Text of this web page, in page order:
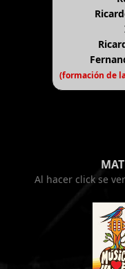
(formación de
Al hacer click se